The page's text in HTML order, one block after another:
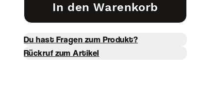
In den Warenkorb
Du hast Fragen zum Produkt?
Rückruf zum Artikel